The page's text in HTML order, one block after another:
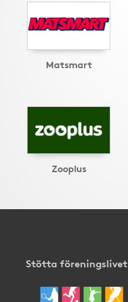
Matsmart
Zooplus
Stötta föreningslivet